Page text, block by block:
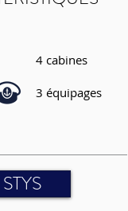
4 cabines
3 équipages